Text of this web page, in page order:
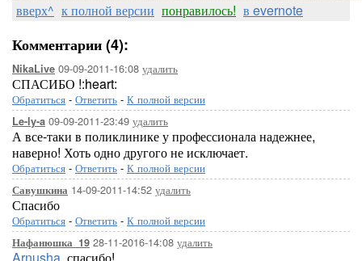
вверх^ к полной версии понравилось! в evernote
Комментарии (4):
NikaLive 09-09-2011-16:08 удалить
СПАСИБО !:heart:
Обратиться - Ответить - К полной версии
Le-ly-a 09-09-2011-23:49 удалить
А все-таки в поликлинике у профессионала надежнее,
наверно! Хоть одно другого не исключает.
Обратиться - Ответить - К полной версии
Савушкина 14-09-2011-14:52 удалить
Спасибо
Обратиться - Ответить - К полной версии
Нафанюшка_19 28-11-2016-14:08 удалить